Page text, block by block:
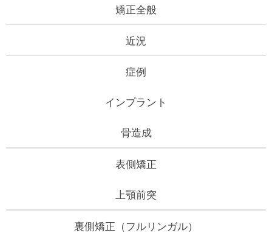
矯正全般
近況
症例
インプラント
骨造成
表側矯正
上顎前突
裏側矯正（フルリンガル）